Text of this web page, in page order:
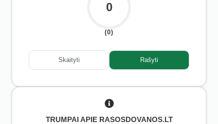
0
(0)
Skaityti Rašyti
TRUMPAI APIE RASOSDOVANOS.LT